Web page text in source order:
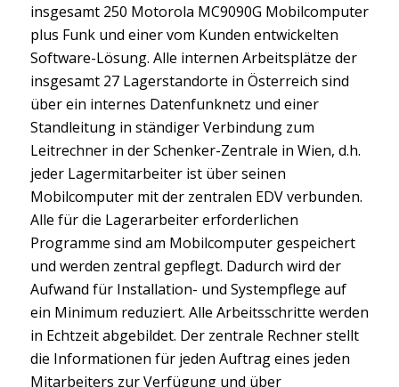
insgesamt 250 Motorola MC9090G Mobilcomputer
plus Funk und einer vom Kunden entwickelten
Software-Lösung. Alle internen Arbeitsplätze der
insgesamt 27 Lagerstandorte in Österreich sind
über ein internes Datenfunknetz und einer
Standleitung in ständiger Verbindung zum
Leitrechner in der Schenker-Zentrale in Wien, d.h.
jeder Lagermitarbeiter ist über seinen
Mobilcomputer mit der zentralen EDV verbunden.
Alle für die Lagerarbeiter erforderlichen
Programme sind am Mobilcomputer gespeichert
und werden zentral gepflegt. Dadurch wird der
Aufwand für Installation- und Systempflege auf
ein Minimum reduziert. Alle Arbeitsschritte werden
in Echtzeit abgebildet. Der zentrale Rechner stellt
die Informationen für jeden Auftrag eines jeden
Mitarbeiters zur Verfügung und über